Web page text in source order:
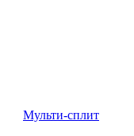
Мульти-сплит